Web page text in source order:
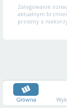
Zalogowanie
aktualnym
prosimy o
Główna